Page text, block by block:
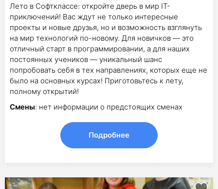
Лето в Софтклассе: откройте дверь в мир IT-
приключений! Вас ждут не только интересные
проекты и новые друзья, но и возможность взглянуть
на мир технологий по-новому. Для новичков — это
отличный старт в программировании, а для наших
постоянных учеников — уникальный шанс
попробовать себя в тех направлениях, которых еще не
было на основных курсах! Приготовьтесь к лету,
полному открытий!
Смены: нет информации о предстоящих сменах
Подробнее